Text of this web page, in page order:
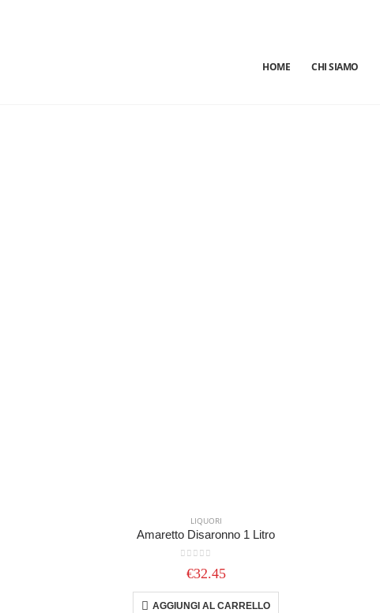
HOME CHI SIAMO
LIQUORI
Amaretto Disaronno 1 Litro
€32.45
AGGIUNGI AL CARRELLO